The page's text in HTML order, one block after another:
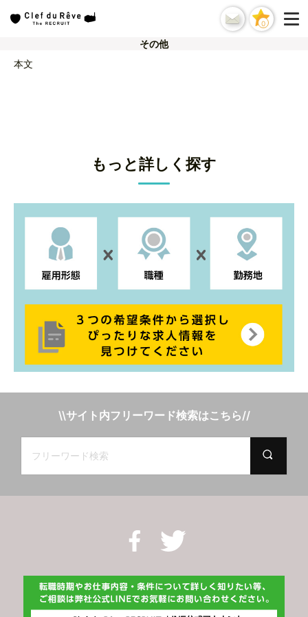
0
その他
本文
もっと詳しく探す
\\サイト内フリーワード検索はこちら//